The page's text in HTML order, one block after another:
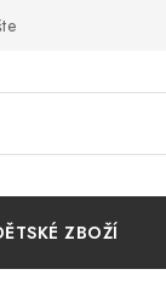
nám
ZBOŽÍ